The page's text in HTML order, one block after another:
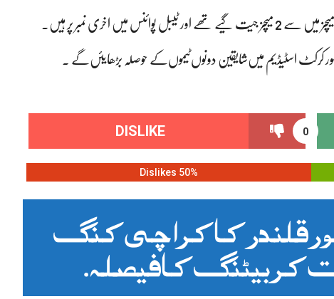
پی ایس ایل 2023 کے اس ایونٹ میں کراچی کنگ نے کل 9 میچز میں سے 2 میچز جیت گیے تھے اور ٹیبل پوائنس میں‌ اخری نمبر پر ہیں‌.
اسٹیڈیم میں‌شایقین دونوں‌ٹیموں‌کے حوصلہ بڑھایئں‌گے .
0
DISLIKE
50% Dislikes
ایل 2023، لاہور قلندر کا کراچی کنگ
بیٹنگ کا فیصلہ.